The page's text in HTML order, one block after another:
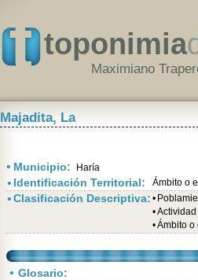
toponimia
Maximiano
Majadita, La
• Municipio: Haría
• Identificación Territorial: Ámbito o
•Clasificación Descriptiva: •
•
•Ámbito o
• Glosario: